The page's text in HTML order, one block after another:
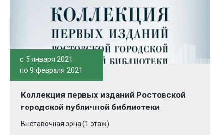
c 5 января 2021
по 9 февраля 2021
Коллекция первых изданий Ростовской
городской публичной библиотеки
Выставочная зона (1 этаж)